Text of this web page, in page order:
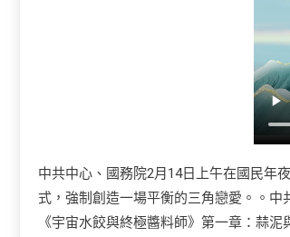
中共中心、國務院2月14日上午在國民年
式，強制創造一場平衡的三角戀愛。。
《宇宙水餃與終極醬料師》第一章：蒜